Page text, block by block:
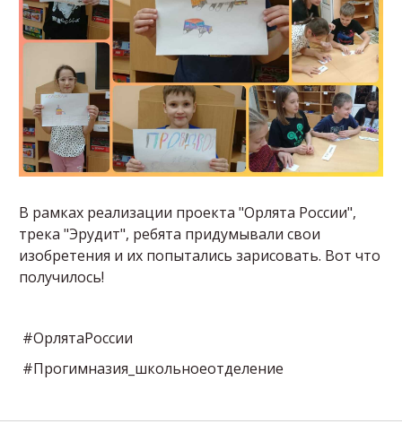
В рамках реализации проекта "Орлята России",
трека "Эрудит", ребята придумывали свои
изобретения и их попытались зарисовать. Вот что
получилось!
#ОрлятаРоссии
#Прогимназия_школьноеотделение